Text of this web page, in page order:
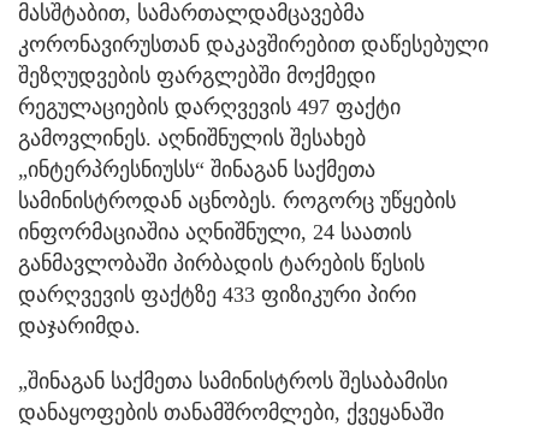
მასშტაბით, სამართალდამცავებმა
კორონავირუსთან დაკავშირებით დაწესებული
შეზღუდვების ფარგლებში მოქმედი
რეგულაციების დარღვევის 497 ფაქტი
გამოვლინეს. აღნიშნულის შესახებ
„ინტერპრესნიუსს“ შინაგან საქმეთა
სამინისტროდან აცნობეს. როგორც უწყების
ინფორმაციაშია აღნიშნული, 24 საათის
განმავლობაში პირბადის ტარების წესის
დარღვევის ფაქტზე 433 ფიზიკური პირი
დაჯარიმდა.
„შინაგან საქმეთა სამინისტროს შესაბამისი
დანაყოფების თანამშრომლები, ქვეყანაში